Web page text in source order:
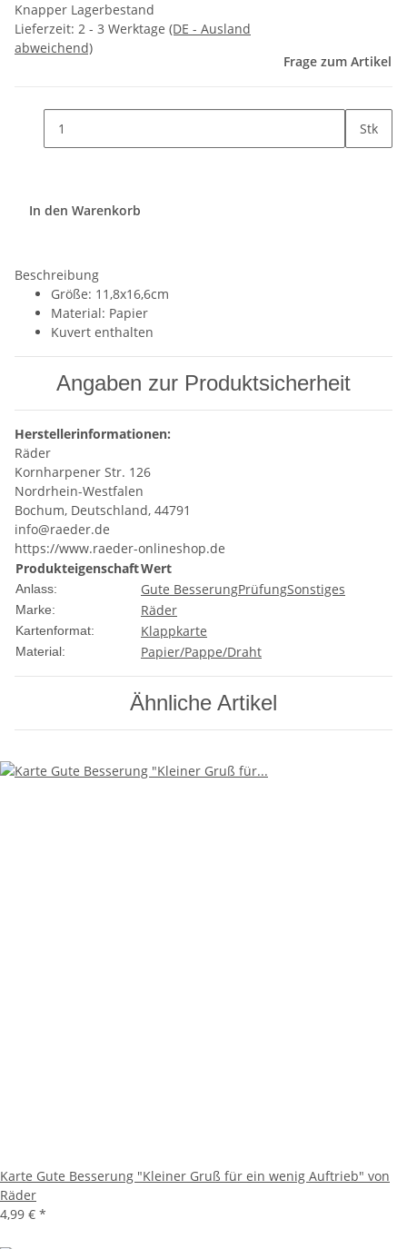
Knapper Lagerbestand
Lieferzeit: 2 - 3 Werktage (DE - Ausland
abweichend)
Frage zum Artikel
Stk
In den Warenkorb
Beschreibung
Größe: 11,8x16,6cm
Material: Papier
Kuvert enthalten
Angaben zur Produktsicherheit
Herstellerinformationen:
Räder
Kornharpener Str. 126
Nordrhein-Westfalen
Bochum, Deutschland, 44791
info@raeder.de
https://www.raeder-onlineshop.de
ProdukteigenschaftWert
Anlass: Gute BesserungPrüfungSonstiges
Marke: Räder
Kartenformat: Klappkarte
Material: Papier/Pappe/Draht
Ähnliche Artikel
Karte Gute Besserung "Kleiner Gruß für ein wenig Auftrieb" von
Räder
4,99 € *